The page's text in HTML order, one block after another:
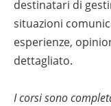
destinatari di
situazioni
esperienze,
dettagliato.
I corsi sono